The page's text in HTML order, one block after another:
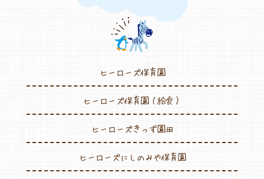
ヒーローズ保育園
ヒーローズ保育園（給食）
ヒーローズきっず園田
ヒーローズにしのみや保育園